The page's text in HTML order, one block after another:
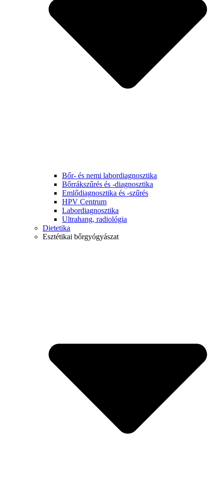
Bőr- és nemi labordiagnosztika
Bőrrákszűrés és -diagnosztika
Emlődiagnosztika és -szűrés
HPV Centrum
Labordiagnosztika
Ultrahang, radiológia
Dietetika
Esztétikai bőrgyógyászat